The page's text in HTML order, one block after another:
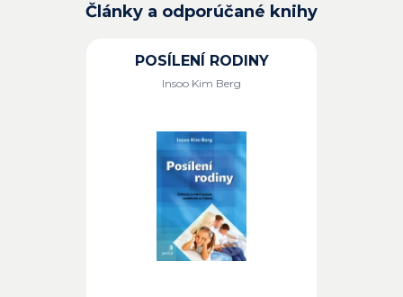
Články a odporúčané knihy
POSÍLENÍ RODINY
Insoo Kim Berg